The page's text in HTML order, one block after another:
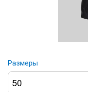
Размеры
50